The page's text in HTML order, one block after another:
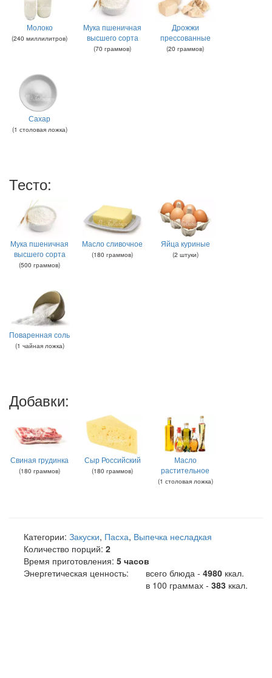
Молоко
(240 миллилитров)
Мука пшеничная
высшего сорта
(70 граммов)
Дрожжи
прессованные
(20 граммов)
Сахар
(1 столовая ложка)
Тесто:
Мука пшеничная
высшего сорта
(500 граммов)
Масло сливочное
(180 граммов)
Яйца куриные
(2 штуки)
Поваренная соль
(1 чайная ложка)
Добавки:
Свиная грудинка
(180 граммов)
Сыр Российский
(180 граммов)
Масло
растительное
(1 столовая ложка)
Категории: Закуски, Пасха, Выпечка несладкая
Количество порций: 2
Время приготовления: 5 часов
Энергетическая ценность:
всего блюда - 4980 ккал.
в 100 граммах - 383 ккал.